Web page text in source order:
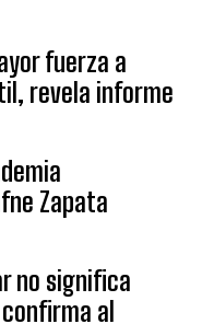
fuerza a
revela informe
Zapata
no significa
al